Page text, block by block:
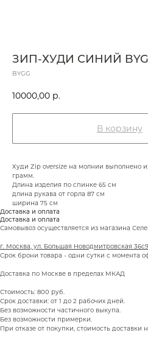
ЗИП-ХУДИ СИНИЙ
BYGG
10000,00 р.
В корзину
Худи Zip oversize на молнии выполнено
грамм.
Длина изделия по спинке 65 см
длина рукава от горла 87 см
ширина 75 см
Доставка и оплата
Доставка и оплата
Самовывоз осуществляется из магазина
г. Москва, ул. Большая Новодмитровская
Срок брони товара - одни сутки с момента
Доставка по Москве в пределах МКАД
Стоимость: 800 руб.
Срок доставки: от 1 до 2 рабочих дней.
Без возможности частичного выкупа.
Без возможности примерки.
При отказе от покупки, стоимость доставки